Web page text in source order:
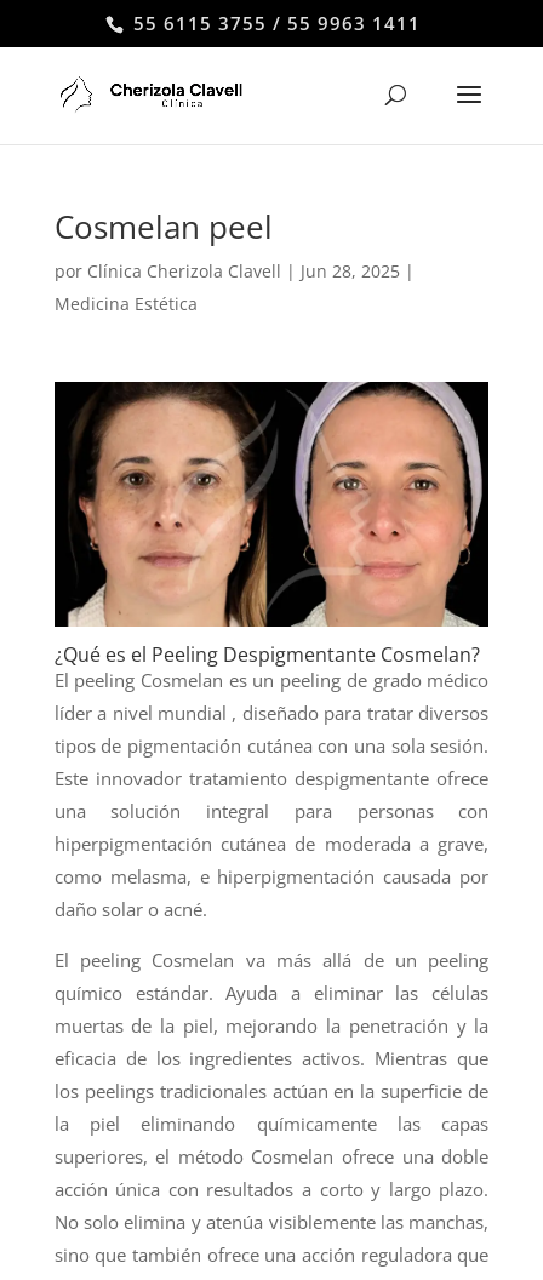
55 6115 3755 / 55 9963 1411
Cosmelan peel
por Clínica Cherizola Clavell | Jun 28, 2025|
Medicina Estética
¿Qué es el Peeling Despigmentante Cosmelan?
El peeling Cosmelan es un peeling de grado médico
líder a nivel mundial , diseñado para tratar diversos
tipos de pigmentación cutánea con una sola sesión.
Este innovador tratamiento despigmentante ofrece
una solución integral para personas con
hiperpigmentación cutánea de moderada a grave,
como melasma, e hiperpigmentación causada por
daño solar o acné.
El peeling Cosmelan va más allá de un peeling
químico estándar. Ayuda a eliminar las células
muertas de la piel, mejorando la penetración y la
eficacia de los ingredientes activos. Mientras que
los peelings tradicionales actúan en la superficie de
la piel eliminando químicamente las capas
superiores, el método Cosmelan ofrece una doble
acción única con resultados a corto y largo plazo.
No solo elimina y atenúa visiblemente las manchas,
sino que también ofrece una acción reguladora que